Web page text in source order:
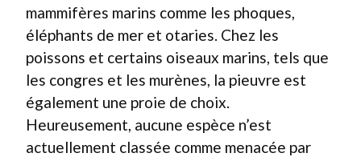
mammifères marins comme les phoques,
éléphants de mer et otaries. Chez les
poissons et certains oiseaux marins, tels que
les congres et les murènes, la pieuvre est
également une proie de choix.
Heureusement, aucune espèce n’est
actuellement classée comme menacée par